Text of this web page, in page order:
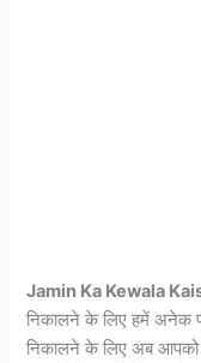
Jamin Ka Kewala
निकालने के लिए हमें अनेक
निकालने के लिए अब